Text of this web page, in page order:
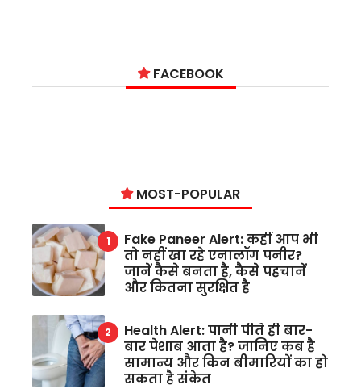
FACEBOOK
MOST-POPULAR
Fake Paneer Alert: कहीं आप भी
तो नहीं खा रहे एनालॉग पनीर?
जानें कैसे बनता है, कैसे पहचानें
और कितना सुरक्षित है
Health Alert: पानी पीते ही बार-
बार पेशाब आता है? जानिए कब है
सामान्य और किन बीमारियों का हो
सकता है संकेत